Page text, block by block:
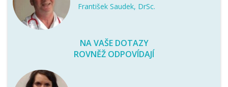
František Saudek, DrSc.
NA VAŠE DOTAZY
ROVNĚŽ ODPOVÍDAJÍ